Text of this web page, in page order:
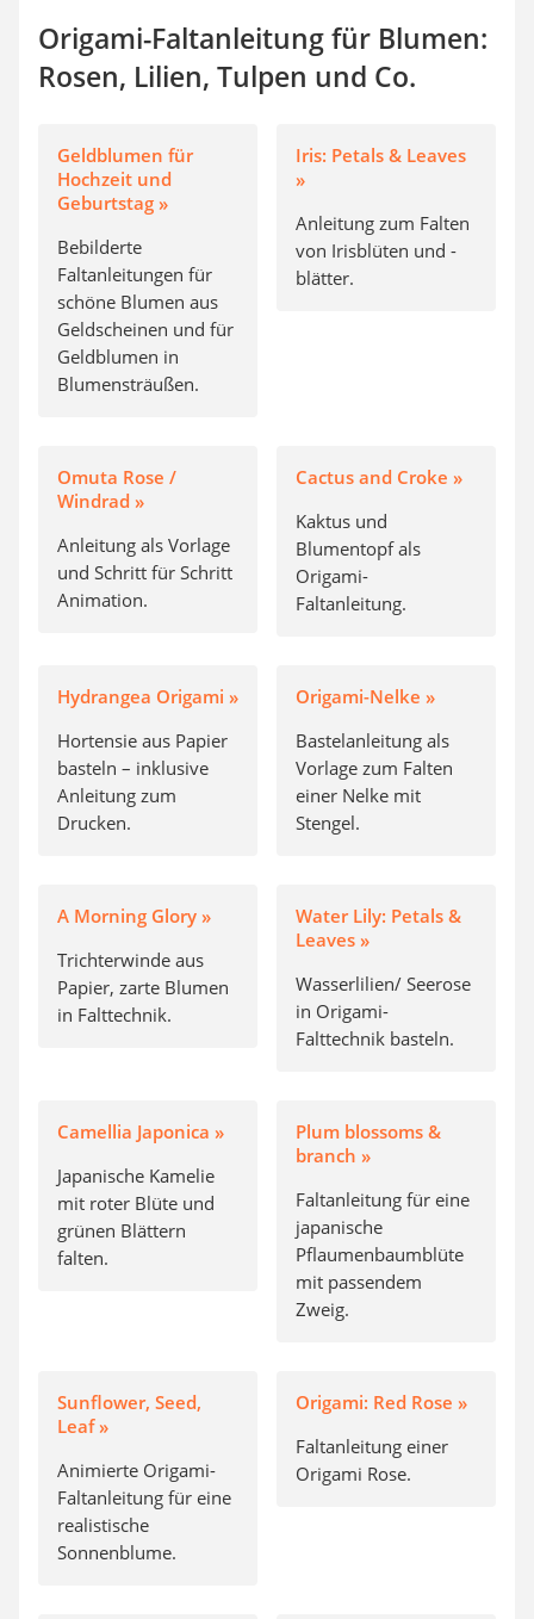
Origami-Faltanleitung für Blumen:
Rosen, Lilien, Tulpen und Co.
Geldblumen für
Hochzeit und
Geburtstag »
Bebilderte
Faltanleitungen für
schöne Blumen aus
Geldscheinen und für
Geldblumen in
Blumensträußen.
Iris: Petals & Leaves
»
Anleitung zum Falten
von Irisblüten und -
blätter.
Omuta Rose /
Windrad »
Anleitung als Vorlage
und Schritt für Schritt
Animation.
Cactus and Croke »
Kaktus und
Blumentopf als
Origami-
Faltanleitung.
Hydrangea Origami »
Hortensie aus Papier
basteln – inklusive
Anleitung zum
Drucken.
Origami-Nelke »
Bastelanleitung als
Vorlage zum Falten
einer Nelke mit
Stengel.
A Morning Glory »
Trichterwinde aus
Papier, zarte Blumen
in Falttechnik.
Water Lily: Petals &
Leaves »
Wasserlilien/ Seerose
in Origami-
Falttechnik basteln.
Camellia Japonica »
Japanische Kamelie
mit roter Blüte und
grünen Blättern
falten.
Plum blossoms &
branch »
Faltanleitung für eine
japanische
Pflaumenbaumblüte
mit passendem
Zweig.
Sunflower, Seed,
Leaf »
Animierte Origami-
Faltanleitung für eine
realistische
Sonnenblume.
Origami: Red Rose »
Faltanleitung einer
Origami Rose.